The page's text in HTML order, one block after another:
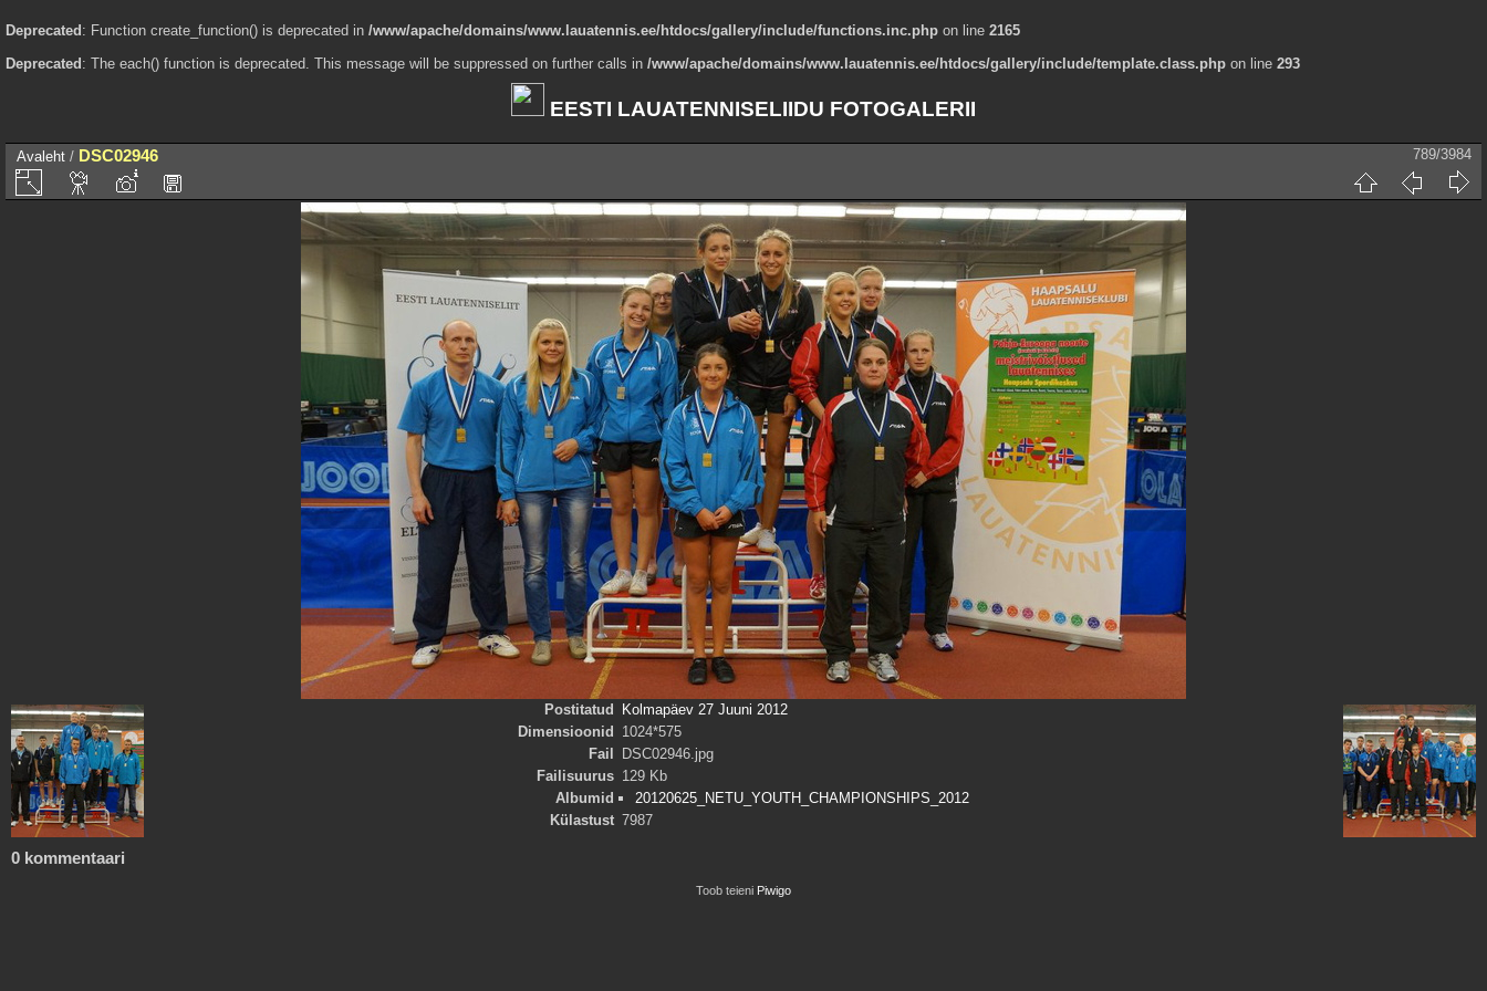
Deprecated : Function create_function() is deprecated in /www/apache/domains/www.lauatennis.ee/htdocs/gallery/include/functions.inc.php on line 2165
Deprecated : The each() function is deprecated. This message will be suppressed on further calls in /www/apache/domains/www.lauatennis.ee/htdocs/gallery/include/template.class.php on line 293
EESTI LAUATENNISELIIDU FOTOGALERII
Avaleht / DSC02946 789/3984
Postitatud
Kolmapäev 27 Juuni 2012
Dimensioonid
1024*575
Fail
DSC02946.jpg
Failisuurus 129 Kb
Albumid
20120625_NETU_YOUTH_CHAMPIONSHIPS_2012
Külastust 7987
0 kommentaari
Toob teieni Piwigo